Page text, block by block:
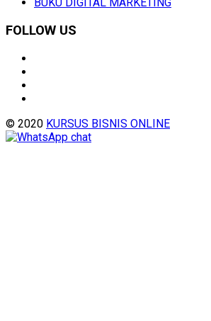
BUKU DIGITAL MARKETING
FOLLOW US
© 2020 KURSUS BISNIS ONLINE